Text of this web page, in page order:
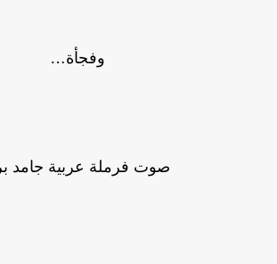
وفجأة…
صوت فرملة عربية جامد برا.